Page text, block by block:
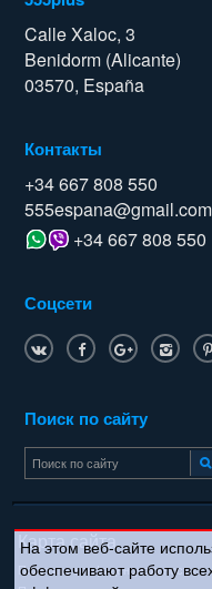
Calle Xaloc, 3
Benidorm (Alicante)
03570, España
Контакты
+34 667 808 550
555espana@gmail.com
+34 667 808 550
Соцсети
Поиск по сайту
Карта сайта
Политика конфиденциальности
На этом веб-сайте
обеспечивают работу